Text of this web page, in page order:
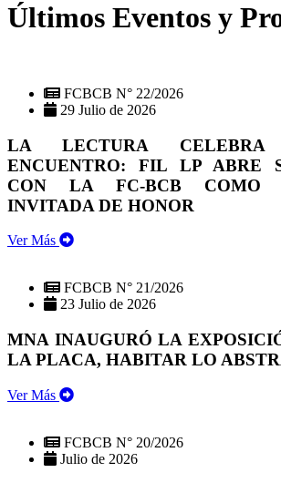
Últimos Eventos y
FCBCB N° 22/2026
29 Julio de 2026
LA LECTURA
ENCUENTRO: FIL LP ABRE
CON LA FC-BCB COMO
INVITADA DE HONOR
Ver Más
FCBCB N° 21/2026
23 Julio de 2026
MNA INAUGURÓ LA
LA PLACA, HABITAR LO
Ver Más
FCBCB N° 20/2026
Julio de 2026